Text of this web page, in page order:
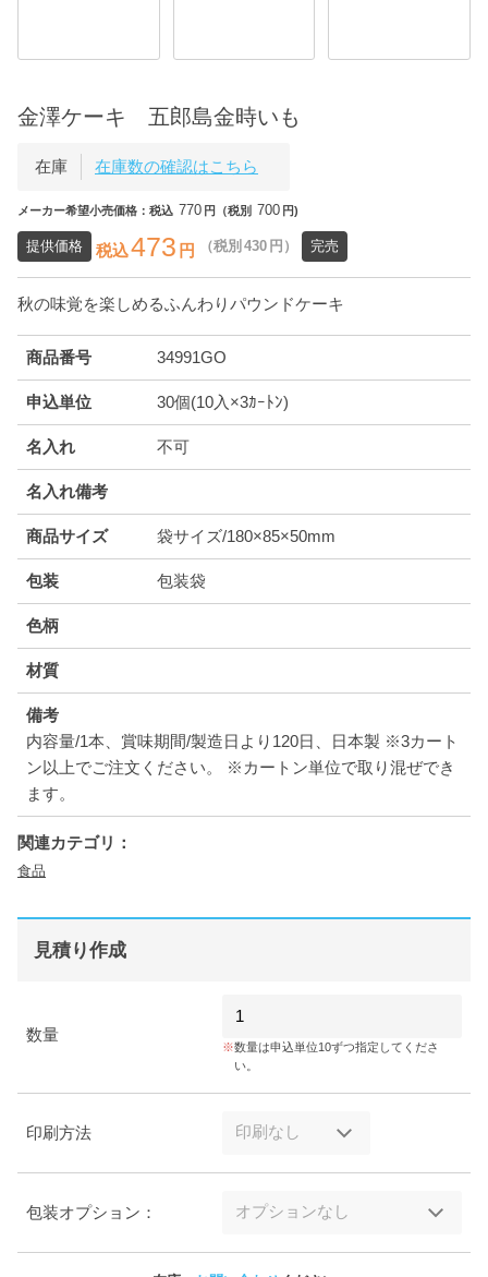
金澤ケーキ 五郎島金時いも
在庫 在庫数の確認はこちら
メーカー希望小売価格：税込 770 円（税別 700 円)
提供価格 税込473 円 （税別 430 円） 完売
秋の味覚を楽しめるふんわりパウンドケーキ
商品番号 34991GO
申込単位 30個(10入×3ｶｰﾄﾝ)
名入れ 不可
名入れ備考
商品サイズ 袋サイズ/180×85×50mm
包装 包装袋
色柄
材質
備考
内容量/1本、賞味期間/製造日より120日、日本製 ※3カート
ン以上でご注文ください。 ※カートン単位で取り混ぜでき
ます。
関連カテゴリ：
食品
見積り作成
数量
数量は申込単位10ずつ指定してくださ
い。
印刷方法
包装オプション：